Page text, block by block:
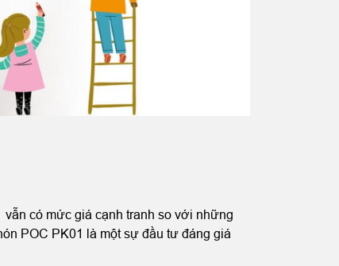
có mức giá cạnh tranh so với những
POC PK01 là một sự đầu tư đáng giá